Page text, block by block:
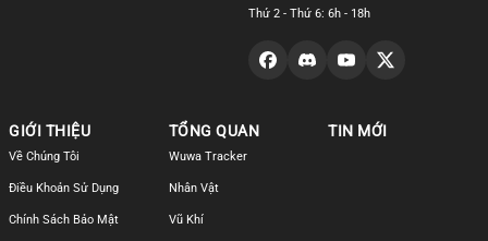
Thứ 2 - Thứ 6: 6h - 18h
GIỚI THIỆU
Về Chúng Tôi
Điều Khoản Sử Dụng
Chính Sách Bảo Mật
TỔNG QUAN
Wuwa Tracker
Nhân Vật
Vũ Khí
TIN MỚI